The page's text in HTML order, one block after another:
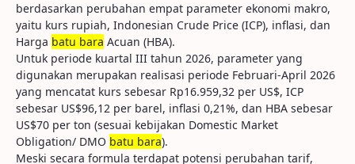
berdasarkan perubahan empat parameter ekonomi makro,
yaitu kurs rupiah, Indonesian Crude Price (ICP), inflasi, dan
Harga batu bara Acuan (HBA).
Untuk periode kuartal III tahun 2026, parameter yang
digunakan merupakan realisasi periode Februari-April 2026
yang mencatat kurs sebesar Rp16.959,32 per US$, ICP
sebesar US$96,12 per barel, inflasi 0,21%, dan HBA sebesar
US$70 per ton (sesuai kebijakan Domestic Market
Obligation/ DMO batu bara).
Meski secara formula terdapat potensi perubahan tarif,